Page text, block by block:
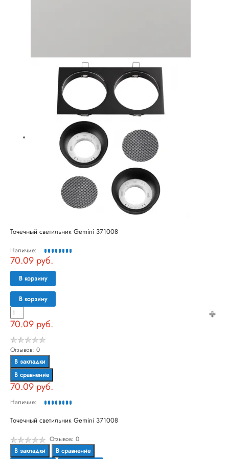
Точечный светильник Gemini 371008
Наличие:
70.09 руб.
В корзину
В корзину
70.09 руб.
Отзывов: 0
В закладки
В сравнение
70.09 руб.
Наличие:
Точечный светильник Gemini 371008
Отзывов: 0
В закладки
В сравнение